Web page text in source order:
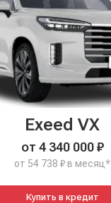
Exeed VX
от 4 340 000 ₽
от 54 738 ₽ в месяц*
Купить в кредит